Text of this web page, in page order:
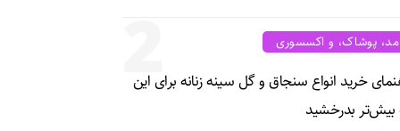
2 مد، پوشاک، و اکسسوری
خرید انواع سنجاق و گل سینه زنانه برای این
بیش‌تر بدرخشید